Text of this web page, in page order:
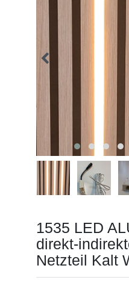
1535 LED
direkt-
Netzteil Kalt